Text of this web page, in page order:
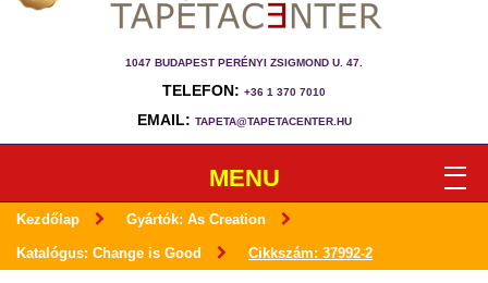
1047 BUDAPEST PERÉNYI ZSIGMOND U. 47.
TELEFON: +36 1 370 7010
EMAIL: TAPETA@TAPETACENTER.HU
MENU
Kezdőlap Gyártók: As Creation
Katalógus: Change is Good Cikkszám: 37992-2